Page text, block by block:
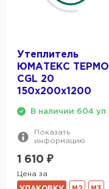
Утеплитель
ЮМАТЕКС ТЕРМО
CGL 20
150х200х1200
В наличии 604 уп.
Показать
информацию
1 610 ₽
Цена за